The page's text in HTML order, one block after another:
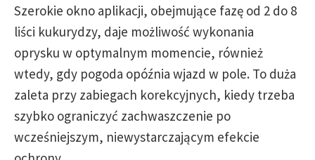
Szerokie okno aplikacji, obejmujące fazę od 2 do 8
liści kukurydzy, daje możliwość wykonania
oprysku w optymalnym momencie, również
wtedy, gdy pogoda opóźnia wjazd w pole. To duża
zaleta przy zabiegach korekcyjnych, kiedy trzeba
szybko ograniczyć zachwaszczenie po
wcześniejszym, niewystarczającym efekcie